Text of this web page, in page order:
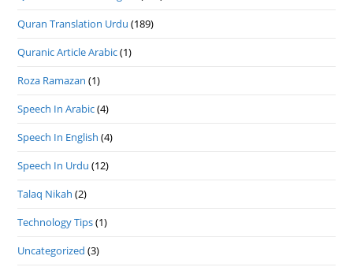
Quran Translation Urdu (189)
Quranic Article Arabic(1)
Roza Ramazan (1)
Speech In Arabic(4)
Speech In English (4)
Speech In Urdu (12)
Talaq Nikah (2)
Technology Tips(1)
Uncategorized (3)